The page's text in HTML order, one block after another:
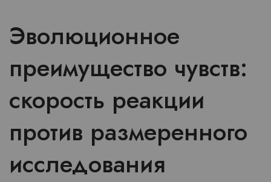
Эволюционное
преимущество чувств:
скорость реакции
против размеренного
исследования